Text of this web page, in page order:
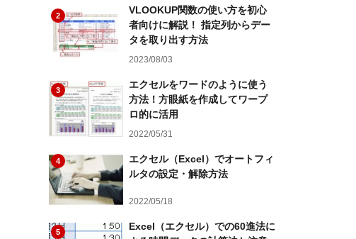
2
VLOOKUP関数の使い方を初心
者向けに解説！ 指定列からデー
タを取り出す方法
2023/08/03
3
エクセルをワードのように使う
方法！方眼紙を作成してワープ
ロ的に活用
2022/05/31
4
エクセル（Excel）でオートフィ
ルタの設定・解除方法
2022/05/18
5
Excel（エクセル）での60進法に